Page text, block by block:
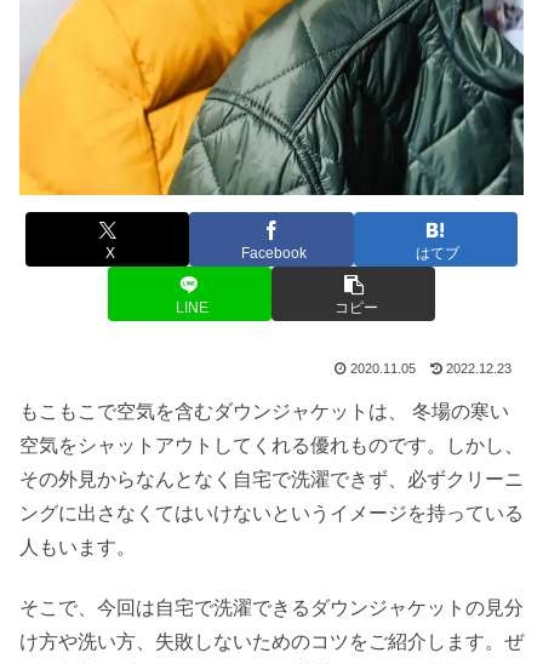
X Facebook はてブ
LINE コピー
2020.11.05 2022.12.23
もこもこで空気を含むダウンジャケットは、 冬場の寒い
空気をシャットアウトしてくれる優れものです。しかし、
その外見からなんとなく自宅で洗濯できず、必ずクリーニ
ングに出さなくてはいけないというイメージを持っている
人もいます。
そこで、今回は自宅で洗濯できるダウンジャケットの見分
け方や洗い方、失敗しないためのコツをご紹介します。ぜ